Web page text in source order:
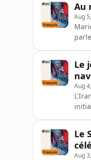
Au
Aug
Le
Aug
Le
Aug